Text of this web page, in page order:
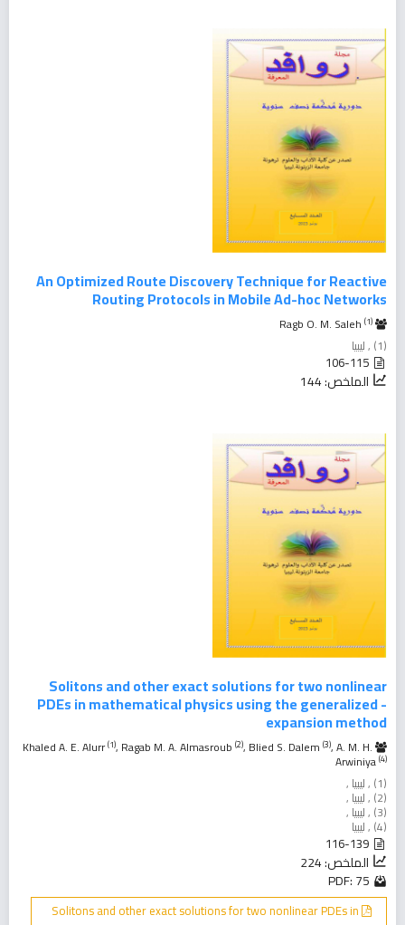
An Optimized Route Discovery Technique for Reactive
Routing Protocols in Mobile Ad-hoc Networks
(1)
(1) , ليبيا
الملخص: 144
Solitons and other exact solutions for two nonlinear
PDEs in mathematical physics using the generalized -
expansion method
(1), Ragab M. A. Almasroub (2), Blied S. Dalem (3), A. M. H.
Arwiniya(4)
(1) , ليبيا ,
(2) , ليبيا ,
(3) , ليبيا ,
(4) , ليبيا
الملخص: 224
PDF: 75
Solitons and other exact solutions for two nonlinear PDEs in